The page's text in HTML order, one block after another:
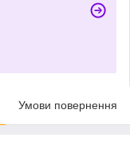
Умови повернення